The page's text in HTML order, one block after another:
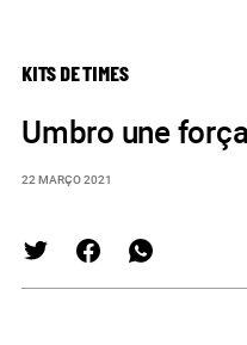
KITS DE TIMES
Umbro une
22 MARÇO 2021